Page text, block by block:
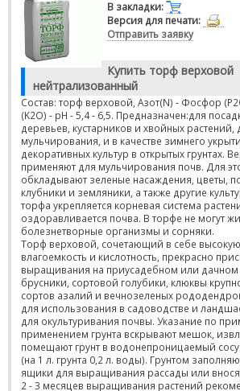
В закладки:
Версия для печати:
Отправить заявку
Купить торф верховой
нейтрализованный
Состав: торф верховой, Азот(N) - Фосфор
(K2O) - pH - 5,4 - 6,5. Предназначен:для
деревьев, кустарников и хвойных растений,
мульчирования, и в качестве зимнего
декоративных культур в открытых грунтах.
применяют для мульчирования почв. Для
обкладывают зеленые насаждения, цветы,
клубники и земляники, а также другие
торфа укрепляется корневая система
оздоравливается почва. В торфе не могут
болезнетворные организмы и сорняки.
Торф верховой, сочетающий в себе высокую
влагоемкость и кислотность, прекрасно
выращивания на приусадебном или дачном
брусники, сортовой голубики, клюквы
сортов азалий и вечнозеленых
для использования в садоводстве и
для окультуривания почвы. Указание по
применением грунта вскрывают мешок,
помещают грунт в водонепроницаемый
(на 1 л. грунта 0,2 л. воды). Грунтом
ящики для выращивания рассады или
2 - 3 месяцев выращивания растений